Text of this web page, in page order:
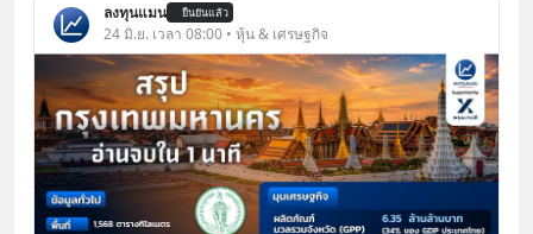
ลงทุนแมน ยืนยันแล้ว
24 มิ.ย. เวลา 08:00 • หุ้น & เศรษฐกิจ